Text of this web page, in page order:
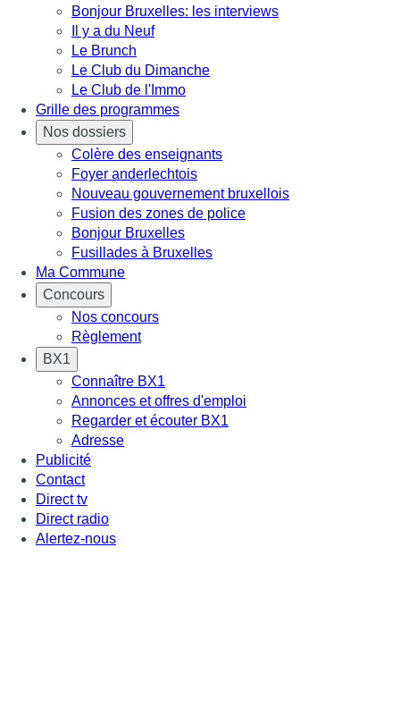
Bonjour Bruxelles: les interviews
Il y a du Neuf
Le Brunch
Le Club du Dimanche
Le Club de l'Immo
Grille des programmes
Nos dossiers
Colère des enseignants
Foyer anderlechtois
Nouveau gouvernement bruxellois
Fusion des zones de police
Bonjour Bruxelles
Fusillades à Bruxelles
Ma Commune
Concours
Nos concours
Règlement
BX1
Connaître BX1
Annonces et offres d'emploi
Regarder et écouter BX1
Adresse
Publicité
Contact
Direct tv
Direct radio
Alertez-nous